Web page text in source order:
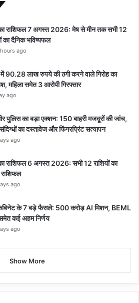
राशिफल 7 अगस्त 2026: मेष से मीन तक सभी 12
का दैनिक भविष्यफल
ago
90.28 लाख रुपये की ठगी करने वाले गिरोह का
महिला समेत 3 आरोपी गिरफ्तार
ago
पुलिस का बड़ा एक्शन: 150 बाहरी मजदूरों की जांच,
का दस्तावेज और फिंगरप्रिंट सत्यापन
ago
राशिफल 6 अगस्त 2026: सभी 12 राशियों का
ago
के 7 बड़े फैसले: 500 करोड़ AI मिशन, BEML
कई अहम निर्णय
ago
Show More